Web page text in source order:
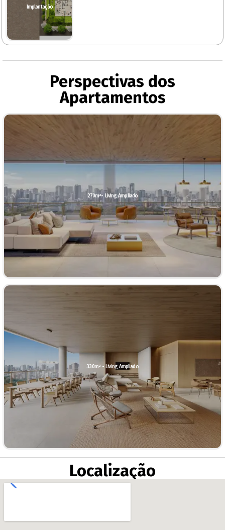
Implantação
Perspectivas dos
Apartamentos
270m²- Living Ampliado
330m² - Living Ampliado
Localização